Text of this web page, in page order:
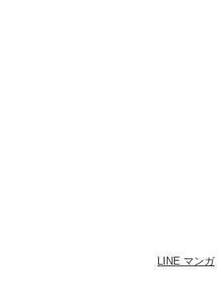
LINE マンガ